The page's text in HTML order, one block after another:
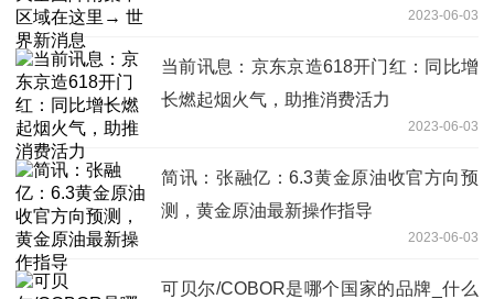
2023-06-03
当前讯息：京东京造618开门红：同比增
长燃起烟火气，助推消费活力
2023-06-03
简讯：张融亿：6.3黄金原油收官方向预
测，黄金原油最新操作指导
2023-06-03
可贝尔/COBOR是哪个国家的品牌_什么